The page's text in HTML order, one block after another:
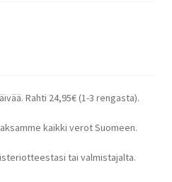
Rahti 24,95€ (1-3 rengasta).
kaikki verot Suomeen.
tai valmistajalta.